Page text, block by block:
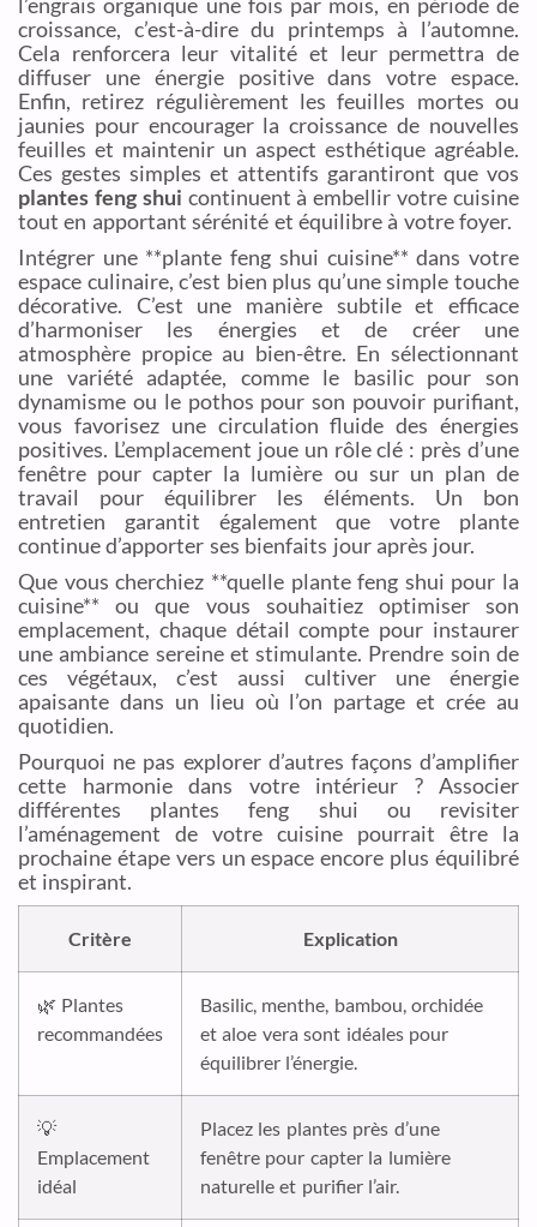
croissance, c’est-à-dire du printemps à l’automne.
Cela renforcera leur vitalité et leur permettra de
diffuser une énergie positive dans votre espace.
Enfin, retirez régulièrement les feuilles mortes ou
jaunies pour encourager la croissance de nouvelles
feuilles et maintenir un aspect esthétique agréable.
Ces gestes simples et attentifs garantiront que vos
plantes feng shui continuent à embellir votre cuisine
tout en apportant sérénité et équilibre à votre foyer.
Intégrer une **plante feng shui cuisine** dans votre
espace culinaire, c’est bien plus qu’une simple touche
décorative. C’est une manière subtile et efficace
d’harmoniser les énergies et de créer une
atmosphère propice au bien-être. En sélectionnant
une variété adaptée, comme le basilic pour son
dynamisme ou le pothos pour son pouvoir purifiant,
vous favorisez une circulation fluide des énergies
positives. L’emplacement joue un rôle clé : près d’une
fenêtre pour capter la lumière ou sur un plan de
travail pour équilibrer les éléments. Un bon
entretien garantit également que votre plante
continue d’apporter ses bienfaits jour après jour.
Que vous cherchiez **quelle plante feng shui pour la
cuisine** ou que vous souhaitiez optimiser son
emplacement, chaque détail compte pour instaurer
une ambiance sereine et stimulante. Prendre soin de
ces végétaux, c’est aussi cultiver une énergie
apaisante dans un lieu où l’on partage et crée au
quotidien.
Pourquoi ne pas explorer d’autres façons d’amplifier
cette harmonie dans votre intérieur ? Associer
différentes plantes feng shui ou revisiter
l’aménagement de votre cuisine pourrait être la
prochaine étape vers un espace encore plus équilibré
et inspirant.
Critère Explication
🌿 Plantes
recommandées
Basilic, menthe, bambou, orchidée
et aloe vera sont idéales pour
équilibrer l’énergie.
💡
Emplacement
idéal
Placez les plantes près d’une
fenêtre pour capter la lumière
naturelle et purifier l’air.